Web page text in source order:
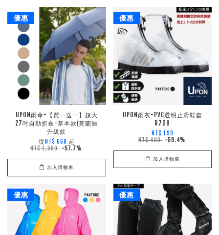
優惠
UPON雨傘-【買一送一】超大
27吋自動折傘-基本款/莫蘭迪
升級款
從 NT$ 668 起
NT$ 1,580 -57.7%
加入購物車
優惠
UPON雨衣-PVC透明止滑鞋套
R708
NT$ 199
NT$ 490 -59.4%
加入購物車
優惠 優惠